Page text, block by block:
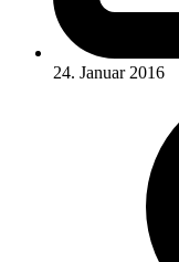
24. Januar 2016